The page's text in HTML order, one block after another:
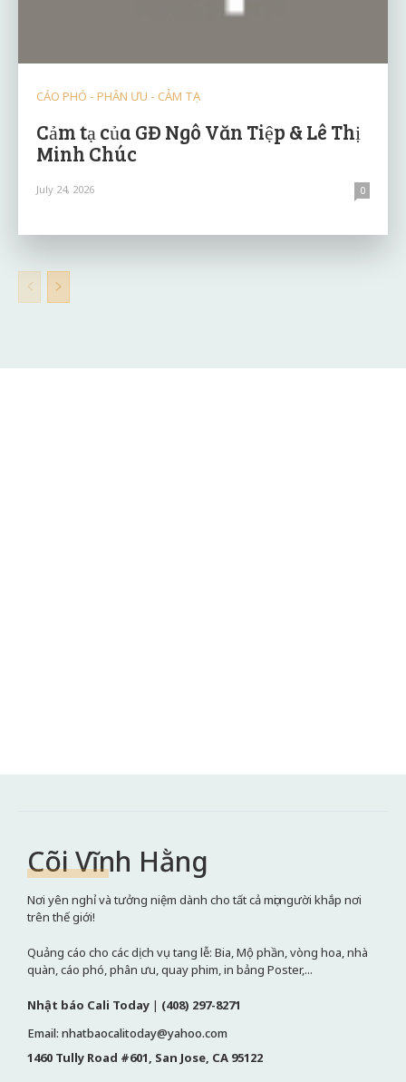
CÁO PHÓ - PHÂN ƯU - CẢM TẠ
Cảm tạ của GĐ Ngô Văn Tiệp & Lê Thị
Minh Chúc
July 24, 2026 0
Cõi Vĩnh Hằng
Nơi yên nghỉ và tưởng niệm dành cho tất cả mọi người khắp nơi
trên thế giới!
Quảng cáo cho các dịch vụ tang lễ: Bia, Mộ phần, vòng hoa, nhà
quàn, cáo phó, phân ưu, quay phim, in bảng Poster,...
Nhật báo Cali Today | (408) 297-8271
Email: nhatbaocalitoday@yahoo.com
1460 Tully Road #601, San Jose, CA 95122